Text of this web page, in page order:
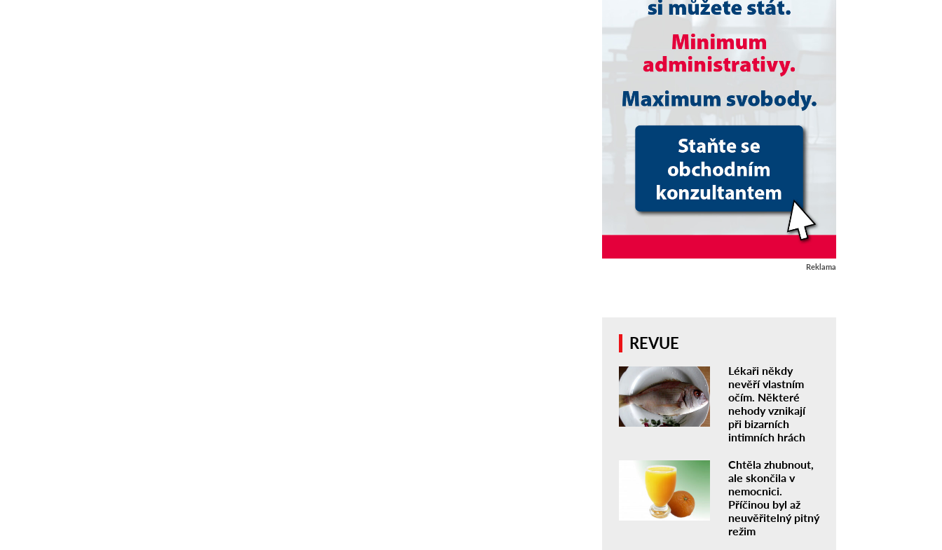
Reklama
REVUE
Lékaři někdy
nevěří vlastním
očím. Některé
nehody vznikají
při bizarních
intimních hrách
Chtěla zhubnout,
ale skončila v
nemocnici.
Příčinou byl až
neuvěřitelný pitný
režim